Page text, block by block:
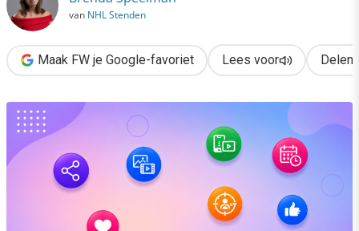
van NHL Stenden
Maak FW je Google-favoriet Lees voor Delen